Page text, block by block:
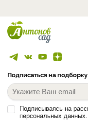
Подписаться на
Подписываясь на
персональных данных.